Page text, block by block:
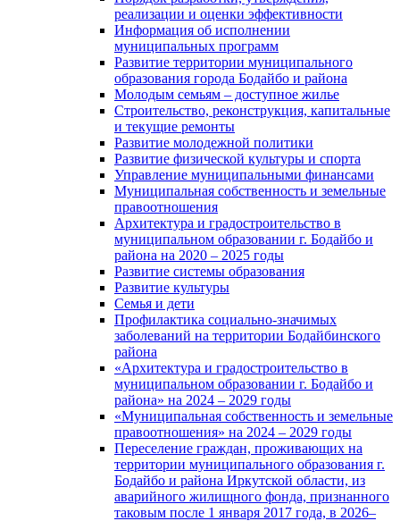
реализации и оценки эффективности
Информация об исполнении
муниципальных программ
Развитие территории муниципального
образования города Бодайбо и района
Молодым семьям – доступное жилье
Строительство, реконструкция, капитальные
и текущие ремонты
Развитие молодежной политики
Развитие физической культуры и спорта
Управление муниципальными финансами
Муниципальная собственность и земельные
правоотношения
Архитектура и градостроительство в
муниципальном образовании г. Бодайбо и
района на 2020 – 2025 годы
Развитие системы образования
Развитие культуры
Семья и дети
Профилактика социально-значимых
заболеваний на территории Бодайбинского
района
«Архитектура и градостроительство в
муниципальном образовании г. Бодайбо и
района» на 2024 – 2029 годы
«Муниципальная собственность и земельные
правоотношения» на 2024 – 2029 годы
Переселение граждан, проживающих на
территории муниципального образования г.
Бодайбо и района Иркутской области, из
аварийного жилищного фонда, признанного
таковым после 1 января 2017 года, в 2026–